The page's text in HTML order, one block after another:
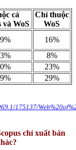
cả
và WoS
Chỉ thuộc
WoS
16%
8%
23%
29%
175137/
chỉ xuất bản